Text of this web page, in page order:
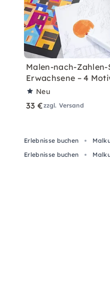
Malen-nach-Zahlen-
Erwachsene – 4
Neu
33 €zzgl. Versand
Erlebnisse buchen
Erlebnisse buchen